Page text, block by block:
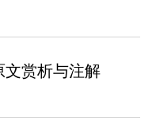
文赏析与注解